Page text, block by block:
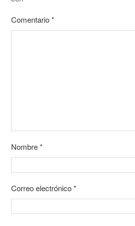
Comentario*
Nombre*
Correo electrónico*